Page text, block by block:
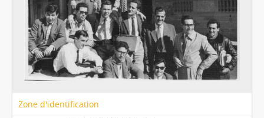
Zone d'identification